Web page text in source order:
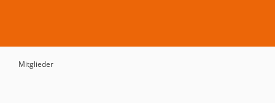
Mitglieder